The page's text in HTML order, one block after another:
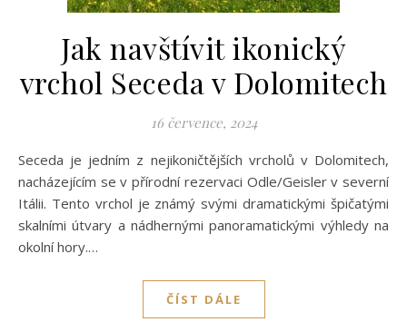
Jak navštívit ikonický
vrchol Seceda v Dolomitech
16 července, 2024
Seceda je jedním z nejikoničtějších vrcholů v Dolomitech,
nacházejícím se v přírodní rezervaci Odle/Geisler v severní
Itálii. Tento vrchol je známý svými dramatickými špičatými
skalními útvary a nádhernými panoramatickými výhledy na
okolní hory.…
ČÍST DÁLE